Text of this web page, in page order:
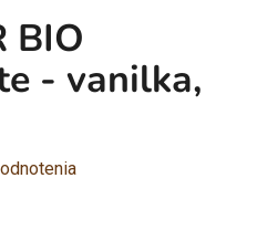
BIO
- vanilka,